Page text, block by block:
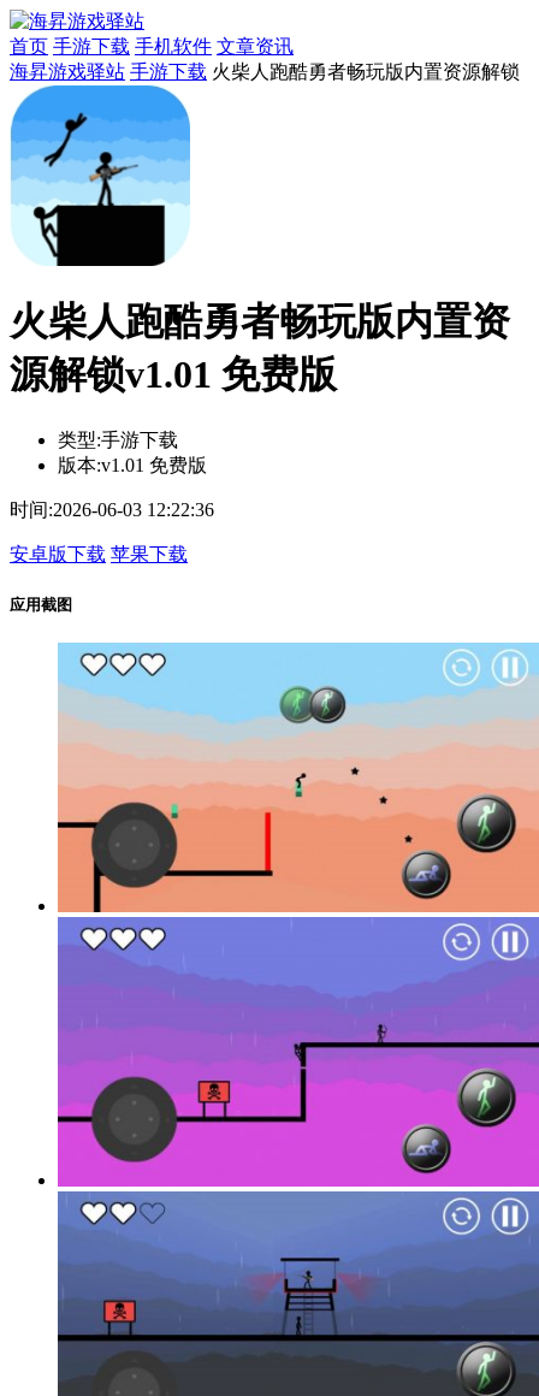
首页 手游下载 手机软件 文章资讯
海昇游戏驿站 手游下载 火柴人跑酷勇者畅玩版内置资源解锁
火柴人跑酷勇者畅玩版内置资
源解锁v1.01 免费版
类型:手游下载
版本:v1.01 免费版
时间:2026-06-03 12:22:36
安卓版下载 苹果下载
应用截图